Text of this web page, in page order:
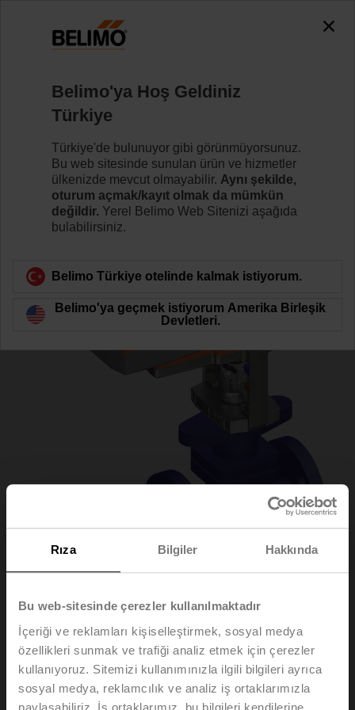
Rıza Bilgiler Hakkında
Bu web-sitesinde çerezler kullanılmaktadır
İçeriği ve reklamları kişiselleştirmek, sosyal medya
özellikleri sunmak ve trafiği analiz etmek için çerezler
kullanıyoruz. Sitemizi kullanımınızla ilgili bilgileri ayrıca
sosyal medya, reklamcılık ve analiz iş ortaklarımızla
paylaşabiliriz. İş ortaklarımız, bu bilgileri kendilerine
H6025X6P3-S2+NVK24A-MP-TPC
Daha fazla bilgi
H6025X6P3-
S2+NVK24A-MP-TPC
Belimo'ya Hoş Geldiniz
Türkiye
Türkiye'de bulunuyor gibi görünmüyorsunuz.
Bu web sitesinde sunulan ürün ve hizmetler
ülkenizde mevcut olmayabilir. Aynı şekilde,
oturum açmak/kayıt olmak da mümkün
değildir. Yerel Belimo Web Sitenizi aşağıda
bulabilirsiniz.
Belimo Türkiye otelinde kalmak istiyorum.
Belimo'ya geçmek istiyorum Amerika Birleşik
Devletleri.